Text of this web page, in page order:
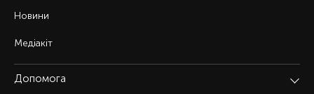
Новини
Медіакіт
Допомога